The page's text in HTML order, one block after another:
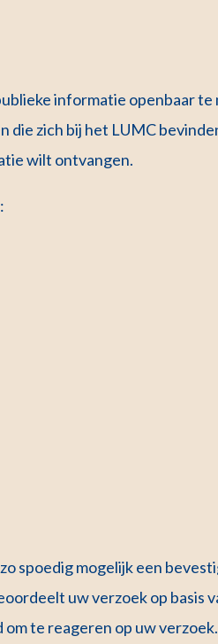
informatie openbaar te
die zich bij het LUMC
wilt ontvangen.
spoedig mogelijk een
uw verzoek op basis
te reageren op uw verzoek.